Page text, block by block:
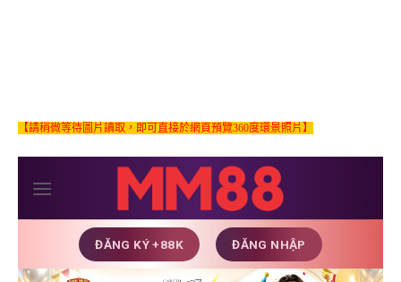
【請稍微等待圖片讀取，即可直接於網頁預覽360度環景照片】